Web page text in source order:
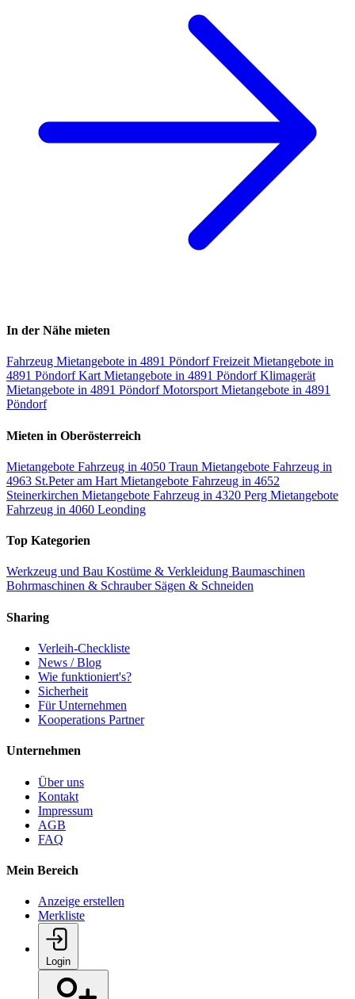
In der Nähe mieten
Fahrzeug Mietangebote in 4891 PöndorfFreizeit Mietangebote in
4891 PöndorfKart Mietangebote in 4891 PöndorfKlimagerät
Mietangebote in 4891 PöndorfMotorsport Mietangebote in 4891
Pöndorf
Mieten in Oberösterreich
Mietangebote Fahrzeug in 4050 Traun Mietangebote Fahrzeug in
4963 St.Peter am Hart Mietangebote Fahrzeug in 4652
Steinerkirchen Mietangebote Fahrzeug in 4320 Perg Mietangebote
Fahrzeug in 4060 Leonding
Top Kategorien
Werkzeug und Bau Kostüme & Verkleidung Baumaschinen
Bohrmaschinen & Schrauber Sägen & Schneiden
Sharing
Verleih-Checkliste
News / Blog
Wie funktioniert's?
Sicherheit
Für Unternehmen
Kooperations Partner
Unternehmen
Über uns
Kontakt
Impressum
AGB
FAQ
Mein Bereich
Anzeige erstellen
Merkliste
Login